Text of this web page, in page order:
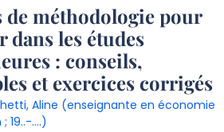
de méthodologie pour
dans les études
: conseils,
et exercices corrigés
Aline (enseignante en économie
19..-....)